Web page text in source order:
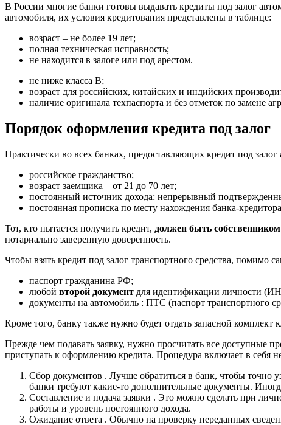
В России многие банки готовы выдавать кредиты под залог
автомобиля, их условия кредитования представлены в таблице:
возраст – не более 19 лет;
полная техническая исправность;
не находится в залоге или под арестом.
не ниже класса В;
возраст для российских, китайских и индийских
наличие оригинала техпаспорта и без отметок по замене
Порядок оформления кредита под залог
Практически во всех банках, предоставляющих кредит под
российское гражданство;
возраст заемщика – от 21 до 70 лет;
постоянный источник дохода: непрерывный
постоянная прописка по месту нахождения банка-
Тот, кто пытается получить кредит, должен быть
нотариально заверенную доверенность.
Чтобы взять кредит под залог транспортного средства, помимо
паспорт гражданина РФ;
любой второй документ для идентификации личности
документы на автомобиль : ПТС (паспорт транспортного
Кроме того, банку также нужно будет отдать запасной комплект
Прежде чем подавать заявку, нужно просчитать все доступные
приступать к оформлению кредита. Процедура включает в себя
Сбор документов . Лучше обратиться в банк, чтобы точно
банки требуют какие-то дополнительные документы.
Составление и подача заявки . Это можно сделать при
работы и уровень постоянного дохода.
Ожидание ответа . Обычно на проверку переданных